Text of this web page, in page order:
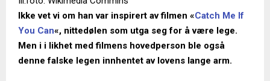
Ikke vet vi om han var inspirert av filmen «Catch Me If
You Can«, nittedølen som utga seg for å være lege.
Men i i likhet med filmens hovedperson ble også
denne falske legen innhentet av lovens lange arm.